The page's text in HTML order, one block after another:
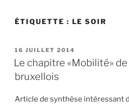
ÉTIQUETTE : LE SOIR
PUBLIÉ
LE
16 JUILLET 2014
Le chapitre «Mobilité» de
bruxellois
Article de synthèse intéressant